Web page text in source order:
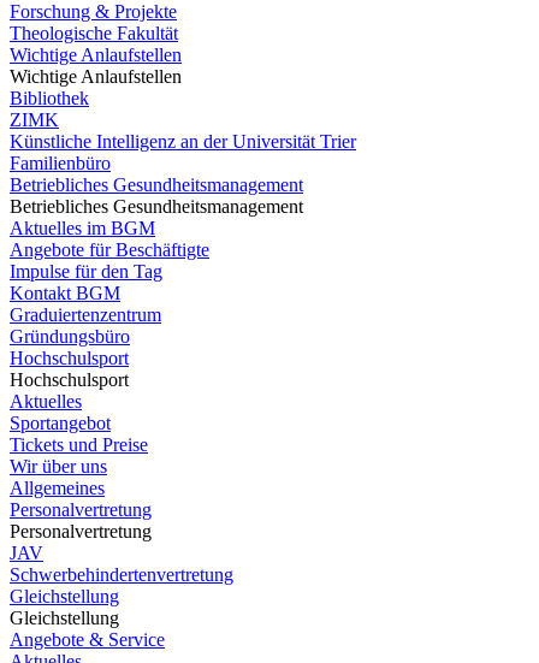
Forschung & Projekte
Theologische Fakultät
Wichtige Anlaufstellen
Wichtige Anlaufstellen
Bibliothek
ZIMK
Künstliche Intelligenz an der Universität Trier
Familienbüro
Betriebliches Gesundheitsmanagement
Betriebliches Gesundheitsmanagement
Aktuelles im BGM
Angebote für Beschäftigte
Impulse für den Tag
Kontakt BGM
Graduiertenzentrum
Gründungsbüro
Hochschulsport
Hochschulsport
Aktuelles
Sportangebot
Tickets und Preise
Wir über uns
Allgemeines
Personalvertretung
Personalvertretung
JAV
Schwerbehindertenvertretung
Gleichstellung
Gleichstellung
Angebote & Service